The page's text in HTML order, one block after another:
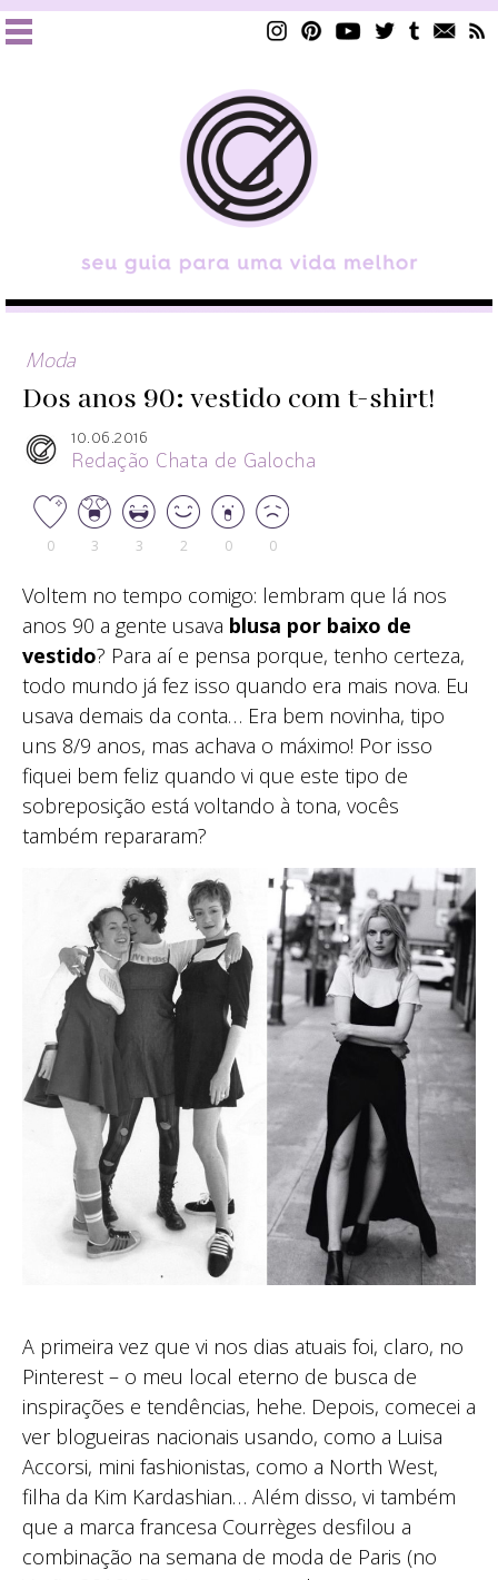
Moda
Dos anos 90: vestido com t-shirt!
10.06.2016
Redação Chata de Galocha
0 3 3 2 0 0
Voltem no tempo comigo: lembram que lá nos
anos 90 a gente usava blusa por baixo de
vestido? Para aí e pensa porque, tenho certeza,
todo mundo já fez isso quando era mais nova. Eu
usava demais da conta… Era bem novinha, tipo
uns 8/9 anos, mas achava o máximo! Por isso
fiquei bem feliz quando vi que este tipo de
sobreposição está voltando à tona, vocês
também repararam?
A primeira vez que vi nos dias atuais foi, claro, no
Pinterest – o meu local eterno de busca de
inspirações e tendências, hehe. Depois, comecei a
ver blogueiras nacionais usando, como a Luisa
Accorsi, mini fashionistas, como a North West,
filha da Kim Kardashian… Além disso, vi também
que a marca francesa Courrèges desfilou a
combinação na semana de moda de Paris (no